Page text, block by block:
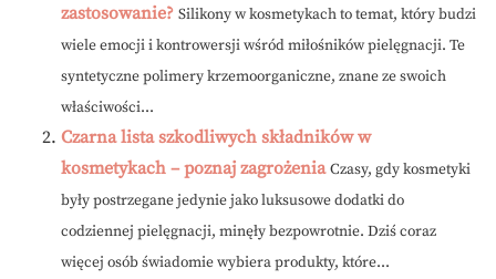
zastosowanie? Silikony w kosmetykach to temat, który budzi
wiele emocji i kontrowersji wśród miłośników pielęgnacji. Te
syntetyczne polimery krzemoorganiczne, znane ze swoich
właściwości...
Czarna lista szkodliwych składników w
kosmetykach – poznaj zagrożenia Czasy, gdy kosmetyki
były postrzegane jedynie jako luksusowe dodatki do
codziennej pielęgnacji, minęły bezpowrotnie. Dziś coraz
więcej osób świadomie wybiera produkty, które...